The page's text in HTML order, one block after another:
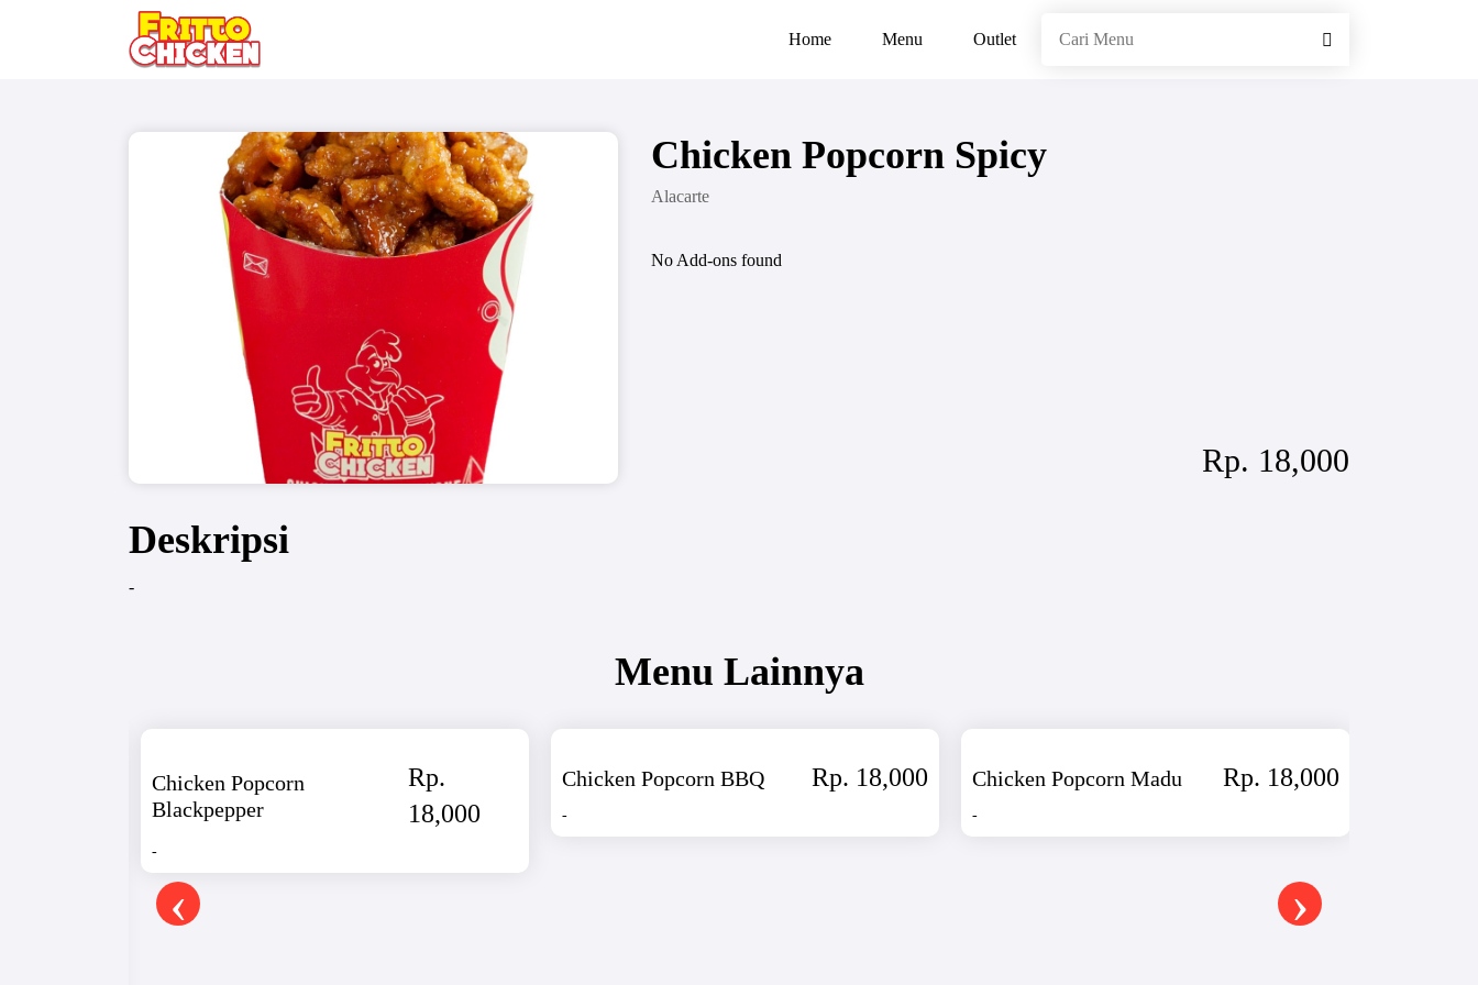
Home Menu Outlet
Chicken Popcorn Spicy
Alacarte
No Add-ons found
Rp. 18,000
Deskripsi
-
Menu Lainnya
Chicken Popcorn
Blackpepper
Rp.
18,000
-
Chicken Popcorn BBQ Rp. 18,000
-
Chicken Popcorn Madu Rp. 18,000
-
‹ ›